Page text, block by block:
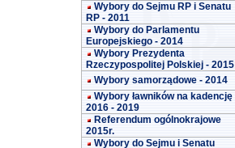
Wybory do Sejmu RP i Senatu
RP - 2011
Wybory do Parlamentu
Europejskiego - 2014
Wybory Prezydenta
Rzeczypospolitej Polskiej - 2015
Wybory samorządowe - 2014
Wybory ławników na kadencję
2016 - 2019
Referendum ogólnokrajowe
2015r.
Wybory do Sejmu i Senatu